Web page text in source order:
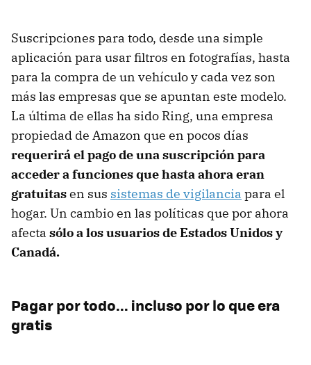
Suscripciones para todo, desde una simple
aplicación para usar filtros en fotografías, hasta
para la compra de un vehículo y cada vez son
más las empresas que se apuntan este modelo.
La última de ellas ha sido Ring, una empresa
propiedad de Amazon que en pocos días
requerirá el pago de una suscripción para
acceder a funciones que hasta ahora eran
gratuitasen sus sistemas de vigilancia para el
hogar. Un cambio en las políticas que por ahora
afecta sólo a los usuarios de Estados Unidos y
Canadá.
Pagar por todo... incluso por lo que era
gratis